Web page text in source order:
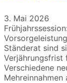
3. Mai 2026
Ständerat sind
Verjährungsfrist
Verschiedene
Mehreinnahmen